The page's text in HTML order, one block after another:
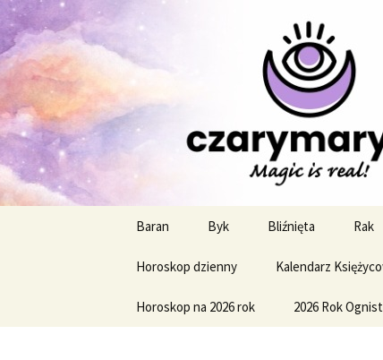
Profesjonalne
treści
Baran Byk Bliźnięta Rak
Horoskop dzienny Kalendarz
Horoskop na 2026 rok 2026 Rok